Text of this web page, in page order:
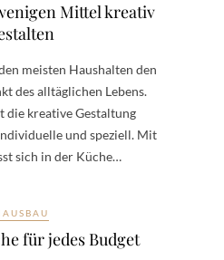
Mittel kreativ
meisten Haushalten den
des alltäglichen Lebens.
die kreative Gestaltung
und speziell. Mit
sich in der Küche…
für jedes Budget